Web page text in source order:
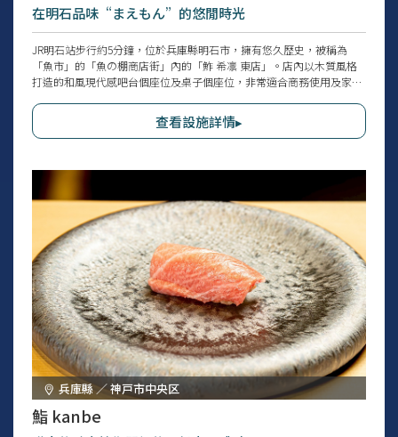
在明石品味“まえもん”的悠閒時光
JR明石站步行約5分鐘，位於兵庫縣明石市，擁有悠久歷史，被稱為
「魚市」的「魚の棚商店街」內的「鮓 希凛 東店」。店內以木質風格
打造的和風現代感吧台個座位及桌子個座位，非常適合商務使用及家庭
剛捕獲的明石「まえもん」及當日全國各地最優質的海鮮。除了格外美
味的壽司外，還能享用新鮮活魚料理。也推薦給想盡情享受明石美食的
查看設施詳情▸
兵庫縣 ／ 神戸市中央区
鮨 kanbe